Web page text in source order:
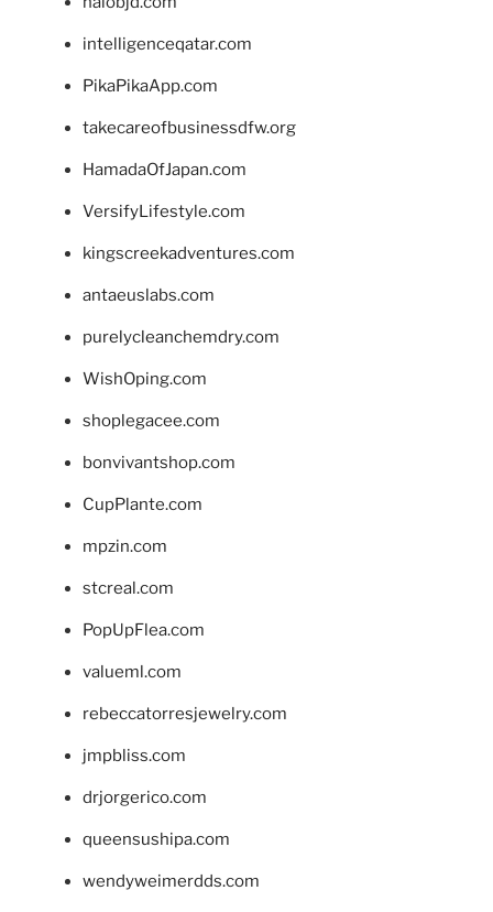
intelligenceqatar.com
PikaPikaApp.com
takecareofbusinessdfw.org
HamadaOfJapan.com
VersifyLifestyle.com
kingscreekadventures.com
antaeuslabs.com
purelycleanchemdry.com
WishOping.com
shoplegacee.com
bonvivantshop.com
CupPlante.com
mpzin.com
stcreal.com
PopUpFlea.com
valueml.com
rebeccatorresjewelry.com
jmpbliss.com
drjorgerico.com
queensushipa.com
wendyweimerdds.com